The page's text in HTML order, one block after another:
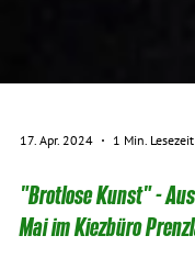
17. Apr. 2024 1 Min. Lesezeit